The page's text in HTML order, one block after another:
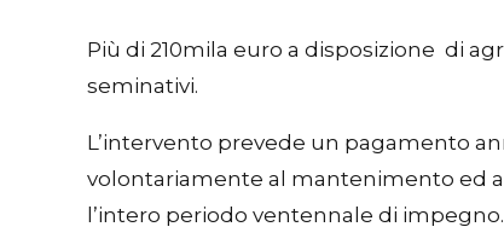
Più di 210mila euro a disposizione di
seminativi.
L’intervento prevede un pagamento
volontariamente al mantenimento ed
l’intero periodo ventennale di impegno.